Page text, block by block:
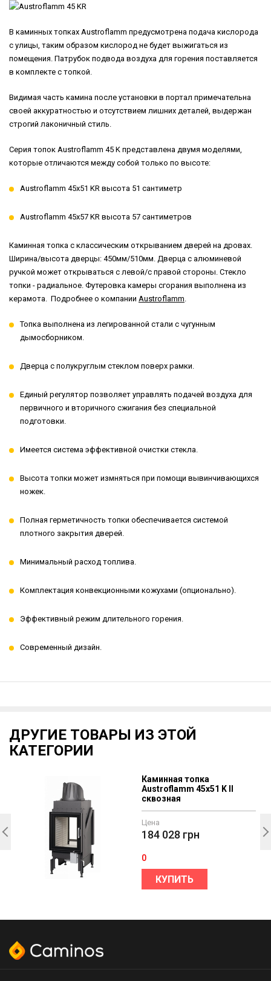
В каминных топках Austroflamm предусмотрена подача кислорода
с улицы, таким образом кислород не будет выжигаться из
помещения. Патрубок подвода воздуха для горения поставляется
в комплекте с топкой.
Видимая часть камина после установки в портал примечательна
своей аккуратностью и отсутствием лишних деталей, выдержан
строгий лаконичный стиль.
Серия топок Austroflamm 45 K представлена двумя моделями,
которые отличаются между собой только по высоте:
Austroflamm 45x51 KR высота 51 сантиметр
Austroflamm 45x57 KR высота 57 сантиметров
Каминная топка с классическим открыванием дверей на дровах.
Ширина/высота дверцы: 450мм/510мм. Дверца с алюминевой
ручкой может открываться с левой/с правой стороны. Стекло
топки - радиальное. Футеровка камеры сгорания выполнена из
керамота. Подробнее о компании Austroflamm.
Топка выполнена из легированной стали с чугунным
дымосборником.
Дверца с полукруглым стеклом поверх рамки.
Единый регулятор позволяет управлять подачей воздуха для
первичного и вторичного сжигания без специальной
подготовки.
Имеется система эффективной очистки стекла.
Высота топки может измняться при помощи вывинчивающихся
ножек.
Полная герметичность топки обеспечивается системой
плотного закрытия дверей.
Минимальный расход топлива.
Комплектация конвекционными кожухами (опционально).
Эффективный режим длительного горения.
Современный дизайн.
ДРУГИЕ ТОВАРЫ ИЗ ЭТОЙ
КАТЕГОРИИ
Каминная топка
Austroflamm 45x51 K II
сквозная
Цена
184 028 грн
0
КУПИТЬ